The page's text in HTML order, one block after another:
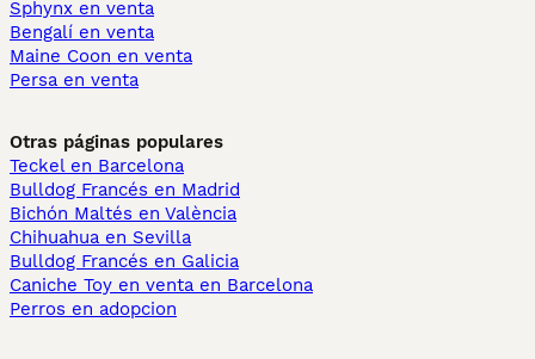
Sphynx en venta
Bengalí en venta
Maine Coon en venta
Persa en venta
Otras páginas populares
Teckel en Barcelona
Bulldog Francés en Madrid
Bichón Maltés en València
Chihuahua en Sevilla
Bulldog Francés en Galicia
Caniche Toy en venta en Barcelona
Perros en adopcion